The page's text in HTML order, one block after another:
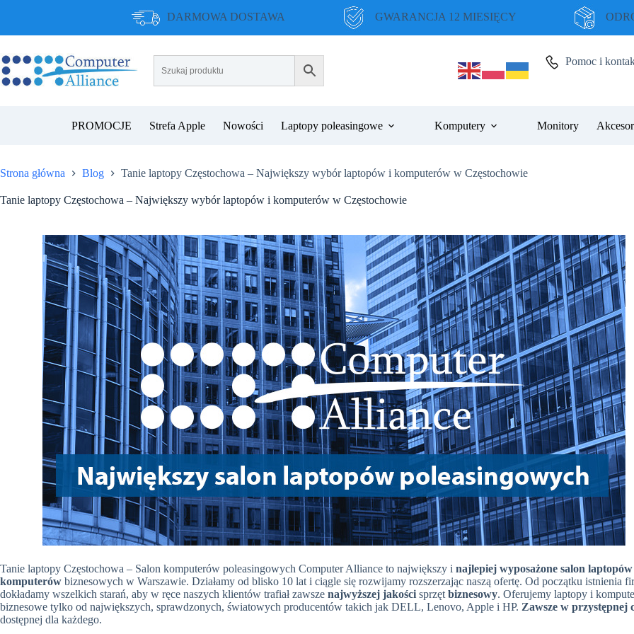
DARMOWA DOSTAWA GWARANCJA 12 MIESIĘCY
Pomoc i
PROMOCJE Strefa Apple Nowości Laptopy poleasingowe Komputery Monitory
Strona główna Blog Tanie laptopy Częstochowa – Największy wybór laptopów i komputerów w Częstochowie
Tanie laptopy Częstochowa – Największy wybór laptopów i komputerów w Częstochowie
Tanie laptopy Częstochowa – Salon komputerów poleasingowych Computer Alliance to największy i najlepiej wyposażone salon
komputerów biznesowych w Warszawie. Działamy od blisko 10 lat i ciągle się rozwijamy rozszerzając naszą ofertę. Od początku istnienia
dokładamy wszelkich starań, aby w ręce naszych klientów trafiał zawsze najwyższej jakości sprzęt biznesowy. Oferujemy laptopy i
biznesowe tylko od największych, sprawdzonych, światowych producentów takich jak DELL, Lenovo, Apple i HP. Zawsze w przystępnej
dostępnej dla każdego.